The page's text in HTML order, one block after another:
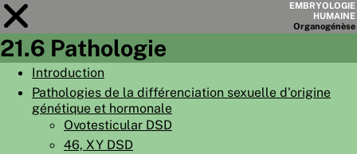
EMBRYOLOGIE
HUMAINE
Organogénèse
Module21
LISTE DES CHAPITRES
21.6 Pathologie
Introduction
Pathologies de la différenciation sexuelle d'origine
génétique et hormonale
Ovotesticular DSD
46, XY DSD